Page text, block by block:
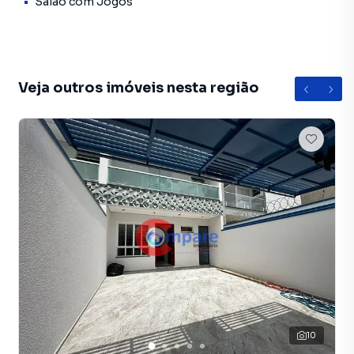
iluminado aos fundos, com cobertura retrátil em
🍖 O espaço gourmet é perfeito para reunir familiares e
amigos. Com churrasqueira revestida em porcelanato, pia,
gabinete planejado e iluminação em LED, o ambiente foi
pensado para proporcionar momentos especiais com
conforto e estilo.
📑 A casa está recém-reformada, possui instalação
elétrica totalmente nova e documentação impecável,
pronta para financiamento ou consórcio, o que garante
tranquilidade no processo de compra.
📍 Sobre o Condomínio Residencial Gramado – Jardim
Adriana:
O condomínio é reconhecido por oferecer segurança e
tranquilidade em uma das regiões mais valorizadas de
Veja outros imóveis nesta região
10